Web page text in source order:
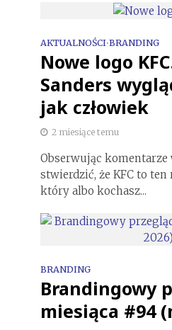
AKTUALNOŚCI•BRANDING
Nowe logo
Sanders
jak człowiek
2 miesiące temu
Obserwując
stwierdzić, że KFC to ten
który albo kochasz...
BRANDING
Brandingowy
miesiąca #94